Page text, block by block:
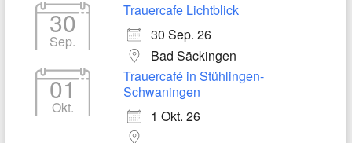
30
Sep.
Trauercafe Lichtblick
30 Sep. 26
Bad Säckingen
01
Okt.
Trauercafé in Stühlingen-
Schwaningen
1 Okt. 26